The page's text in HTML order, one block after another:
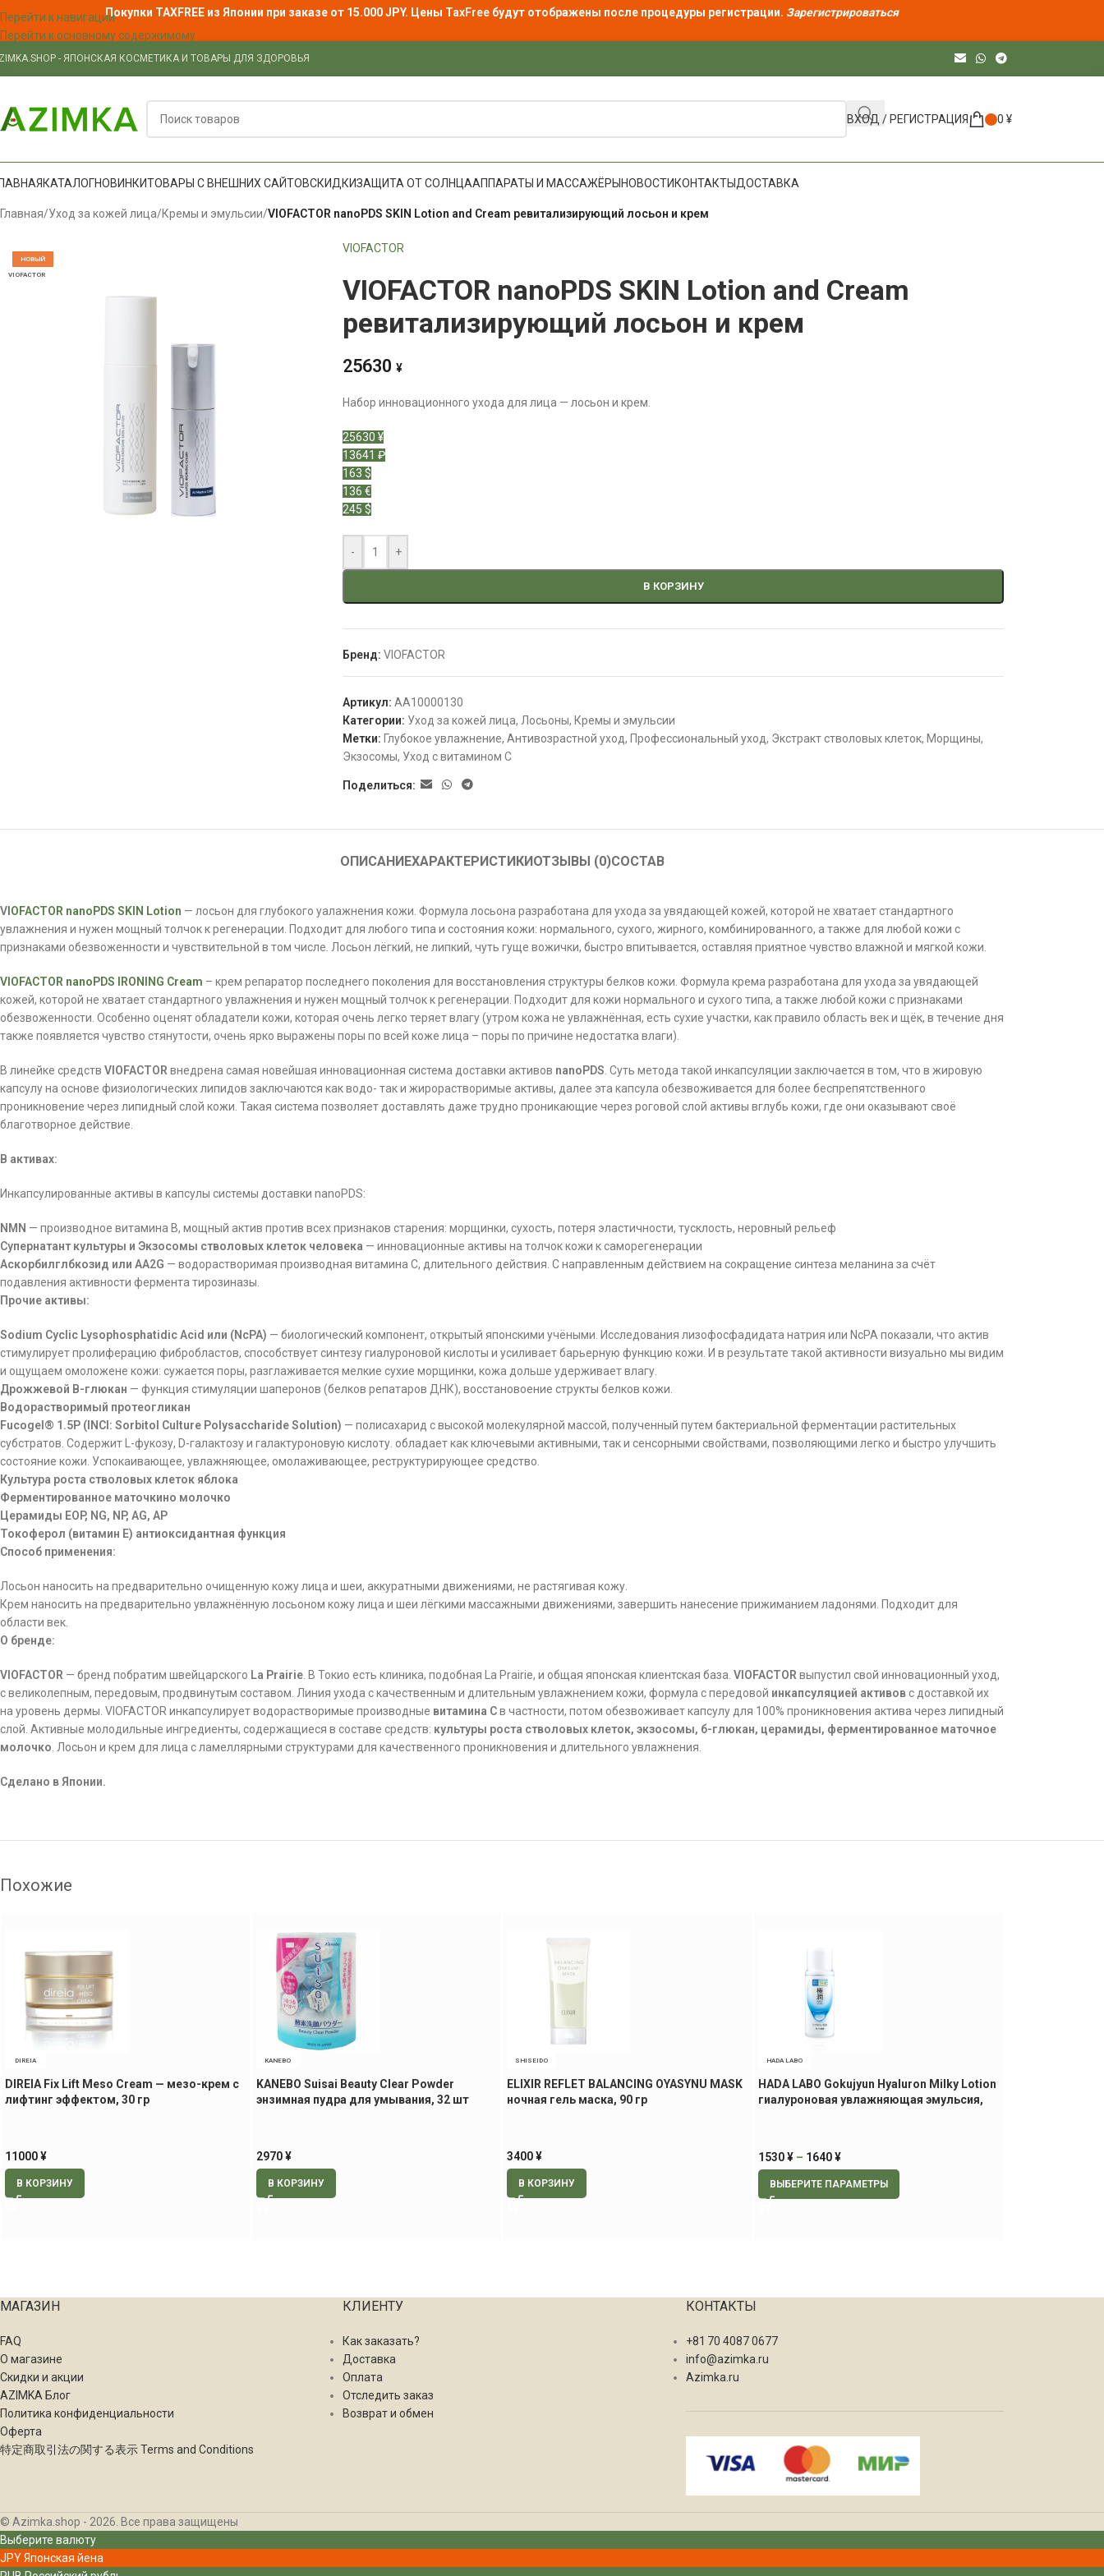
Перейти к навигации
Перейти к основному содержимому
Покупки TAXFREE из Японии при заказе от 15.000 JPY. Цены TaxFree будут отображены после процедуры регистрации. Зарегистрироваться
- ЯПОНСКАЯ КОСМЕТИКА И ТОВАРЫ ДЛЯ ЗДОРОВЬЯ
ВХОД / РЕГИСТРАЦИЯ 0 ¥
КАТАЛОГНОВИНКИТОВАРЫ С ВНЕШНИХ САЙТОВСКИДКИЗАЩИТА ОТ СОЛНЦААППАРАТЫ И МАССАЖЁРЫНОВОСТИКОНТАКТЫДОСТАВКА
Главная/Уход за кожей лица/Кремы и эмульсии/VIOFACTOR nanoPDS SKIN Lotion and Cream ревитализирующий лосьон и крем
НОВЫЙ
VIOFACTOR
VIOFACTOR
VIOFACTOR nanoPDS SKIN Lotion and Cream
ревитализирующий лосьон и крем
25630¥
Набор инновационного ухода для лица — лосьон и крем.
25630 ¥
13641 ₽
163 $
136 €
245 $
- +
В КОРЗИНУ
Бренд: VIOFACTOR
Артикул:АА10000130
Категории: Уход за кожей лица, Лосьоны, Кремы и эмульсии
Метки: Глубокое увлажнение, Антивозрастной уход, Профессиональный уход, Экстракт стволовых клеток, Морщины,
Экзосомы, Уход с витамином С
Поделиться:
ОПИСАНИЕХАРАКТЕРИСТИКИОТЗЫВЫ (0)СОСТАВ
V IOFACTOR nanoPDS SKIN Lotion — лосьон для глубокого уалажнения кожи. Формула лосьона разработана для ухода за увядающей кожей, которой не хватает стандартного
увлажнения и нужен мощный толчок к регенерации. Подходит для любого типа и состояния кожи: нормального, сухого, жирного, комбинированного, а также для любой кожи с
признаками обезвоженности и чувствительной в том числе. Лосьон лёгкий, не липкий, чуть гуще вожички, быстро впитывается, оставляя приятное чувство влажной и мягкой кожи.
VIOFACTOR nanoPDS IRONING Cream – крем репаратор последнего поколения для восстановления структуры белков кожи. Формула крема разработана для ухода за увядающей
кожей, которой не хватает стандартного увлажнения и нужен мощный толчок к регенерации. Подходит для кожи нормального и сухого типа, а также любой кожи с признаками
обезвоженности. Особенно оценят обладатели кожи, которая очень легко теряет влагу (утром кожа не увлажнённая, есть сухие участки, как правило область век и щёк, в течение дня
также появляется чувство стянутости, очень ярко выражены поры по всей коже лица – поры по причине недостатка влаги).
В линейке средств VIOFACTOR внедрена самая новейшая инновационная система доставки активов nanoPDS . Суть метода такой инкапсуляции заключается в том, что в жировую
капсулу на основе физиологических липидов заключаются как водо- так и жирорастворимые активы, далее эта капсула обезвоживается для более беспрепятственного
проникновение через липидный слой кожи. Такая система позволяет доставлять даже трудно проникающие через роговой слой активы вглубь кожи, где они оказывают своё
благотворное действие.
В активах:
Инкапсулированные активы в капсулы системы доставки nanoPDS:
NMN — производное витамина В, мощный актив против всех признаков старения: морщинки, сухость, потеря эластичности, тусклость, неровный рельеф
Супернатант культуры и Экзосомы стволовых клеток человека — инновационные активы на толчок кожи к саморегенерации
Аскорбилглбкозид или AA2G — водорастворимая производная витамина С, длительного действия. С направленным действием на сокращение синтеза меланина за счёт
подавления активности фермента тирозиназы.
Прочие активы:
Sodium Cyclic Lysophosphatidic Acid или (NcPA) — биологический компонент, открытый японскими учёными. Исследования лизофосфадидата натрия или NcPA показали, что актив
стимулирует пролиферацию фибробластов, способствует синтезу гиалуроновой кислоты и усиливает барьерную функцию кожи. И в результате такой активности визуально мы видим
и ощущаем омоложене кожи: сужается поры, разглаживается мелкие сухие морщинки, кожа дольше удерживает влагу.
Дрожжевой B-глюкан — функция стимуляции шаперонов (белков репатаров ДНК), восстановоение структы белков кожи.
Водорастворимый протеогликан
Fucogel® 1.5P (INCI: Sorbitol Culture Polysaccharide Solution) — полисахарид с высокой молекулярной массой, полученный путем бактериальной ферментации растительных
субстратов. Содержит L-фукозу, D-галактозу и галактуроновую кислоту. обладает как ключевыми активными, так и сенсорными свойствами, позволяющими легко и быстро улучшить
состояние кожи. Успокаивающее, увлажняющее, омолаживающее, реструктурирующее средство.
Культура роста стволовых клеток яблока
Ферментированное маточкино молочко
Церамиды EOP, NG, NP, AG, AP
Токоферол (витамин Е) антиоксидантная функция
Способ применения:
Лосьон наносить на предварительно очищенную кожу лица и шеи, аккуратными движениями, не растягивая кожу.
Крем наносить на предварительно увлажнённую лосьоном кожу лица и шеи лёгкими массажными движениями, завершить нанесение прижиманием ладонями. Подходит для
области век.
О бренде:
VIOFACTOR — бренд побратим швейцарского La Prairie . В Токио есть клиника, подобная La Prairie, и общая японская клиентская база. VIOFACTOR выпустил свой инновационный уход,
с великолепным, передовым, продвинутым составом. Линия ухода с качественным и длительным увлажнением кожи, формула с передовой инкапсуляцией активовс доставкой их
на уровень дермы. VIOFACTOR инкапсулирует водорастворимые производные витамина Св частности, потом обезвоживает капсулу для 100% проникновения актива через липидный
слой. Активные молодильные ингредиенты, содержащиеся в составе средств: культуры роста стволовых клеток, экзосомы, б-глюкан, церамиды, ферментированное маточное
молочко . Лосьон и крем для лица с ламеллярными структурами для качественного проникновения и длительного увлажнения.
Сделано в Японии.
Похожие
DIREIA
DIREIA Fix Lift Meso Cream — мезо-крем с
лифтинг эффектом, 30 гр
11000¥
В КОРЗИНУ
KANEBO
KANEBO Suisai Beauty Clear Powder
энзимная пудра для умывания, 32 шт
2970¥
В КОРЗИНУ
SHISEIDO
ELIXIR REFLET BALANCING OYASYNU MASK
ночная гель маска, 90 гр
3400¥
В КОРЗИНУ
HADA LABO
HADA LABO Gokujyun Hyaluron Milky Lotion
гиалуроновая увлажняющая эмульсия,
1530¥ – 1640¥
ВЫБЕРИТЕ ПАРАМЕТРЫ
МАГАЗИН
FAQ
О магазине
Скидки и акции
AZIMKA Блог
Политика конфиденциальности
Оферта
特定商取引法の関する表示 Terms and Conditions
КЛИЕНТУ
Как заказать?
Доставка
Оплата
Отследить заказ
Возврат и обмен
КОНТАКТЫ
+81 70 4087 0677
info@azimka.ru
Azimka.ru
© Azimka.shop - 2026. Все права защищены
Выберите валюту
JPYЯпонская йена